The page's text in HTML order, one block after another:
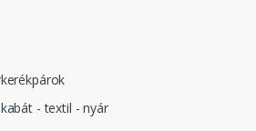
- textil - nyár